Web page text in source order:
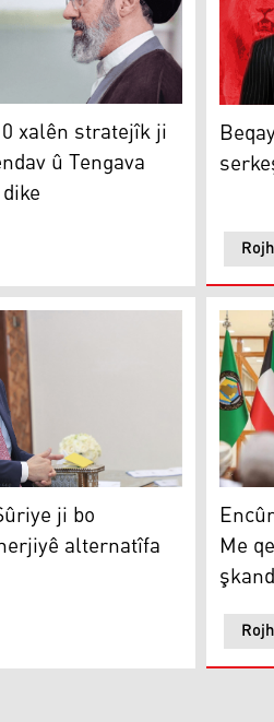
Erebî nîşan da
stratejîk ji bo paşeroja
xalên stratejîk ji
û Tengava
ji bo veguhestina enerjiyê
ji bo
alternatîfa Me